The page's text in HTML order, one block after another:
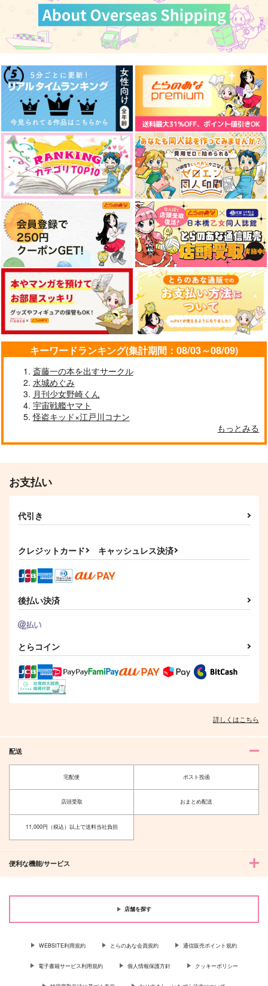
サンプル
作品詳細
サンプル
作品詳細
【有償特典】特製B2
タペストリー
（Eterna Luce-エテル
ナ ルーチェ- りいち
ゅ ART WORKS）
メディアパル
1,650円（税込）
サンプル
作品詳細
キーワードランキング(集計期間：08/03～08/09)
斎藤一の本を出すサークル
水城めぐみ
月刊少女野崎くん
宇宙戦艦ヤマト
怪盗キッド×江戸川コナン
もっとみる
お支払い
代引き
クレジットカード キャッシュレス決済
後払い決済
とらコイン
詳しくはこちら
配送
宅配便 ポスト投函
店頭受取 おまとめ配送
11,000円（税込）以上で送料当社負担
便利な機能/サービス
店舗を探す
WEBSITE利用規約 とらのあな会員規約 通信販売ポイント規約
電子書籍サービス利用規約 個人情報保護方針 クッキーポリシー